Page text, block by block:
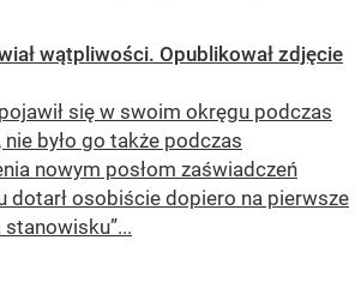
wątpliwości. Opublikował zdjęcie
się w swoim okręgu podczas
było go także podczas
nowym posłom zaświadczeń
dotarł osobiście dopiero na pierwsze
stanowisku”...